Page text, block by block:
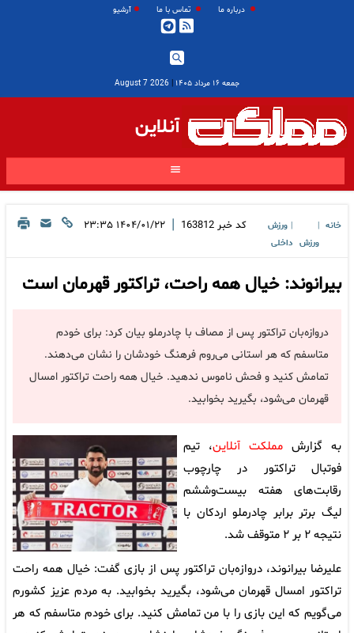
درباره ما تماس با ما آرشیو
جمعه ۱۶ مرداد ۱۴۰۵ |
2026 August 7
آنلاین
خانه
ورزش
ورزش
داخلی
کد خبر 163812
| ۱۴۰۴/۰۱/۲۲ ۲۳:۳۵
بیرانوند: خیال همه راحت، تراکتور قهرمان است
دروازه‌بان تراکتور پس از مصاف با چادرملو بیان کرد: برای خودم
متاسفم که هر استانی می‌روم فرهنگ خودشان را نشان می‌دهند.
تمامش کنید و فحش ناموس ندهید. خیال همه راحت تراکتور امسال
قهرمان می‌شود، بگیرید بخوابید.
به گزارش مملکت آنلاین، تیم
فوتبال تراکتور در چارچوب
رقابت‌های هفته بیست‌وششم
لیگ برتر برابر چادرملو اردکان با
نتیجه ۲ بر ۲ متوقف شد.
علیرضا بیرانوند، دروازه‌بان تراکتور پس از بازی گفت: خیال همه راحت
تراکتور امسال قهرمان می‌شود، بگیرید بخوابید. به مردم عزیز کشورم
می‌گویم که این بازی را با من تمامش کنید. برای خودم متاسفم که هر